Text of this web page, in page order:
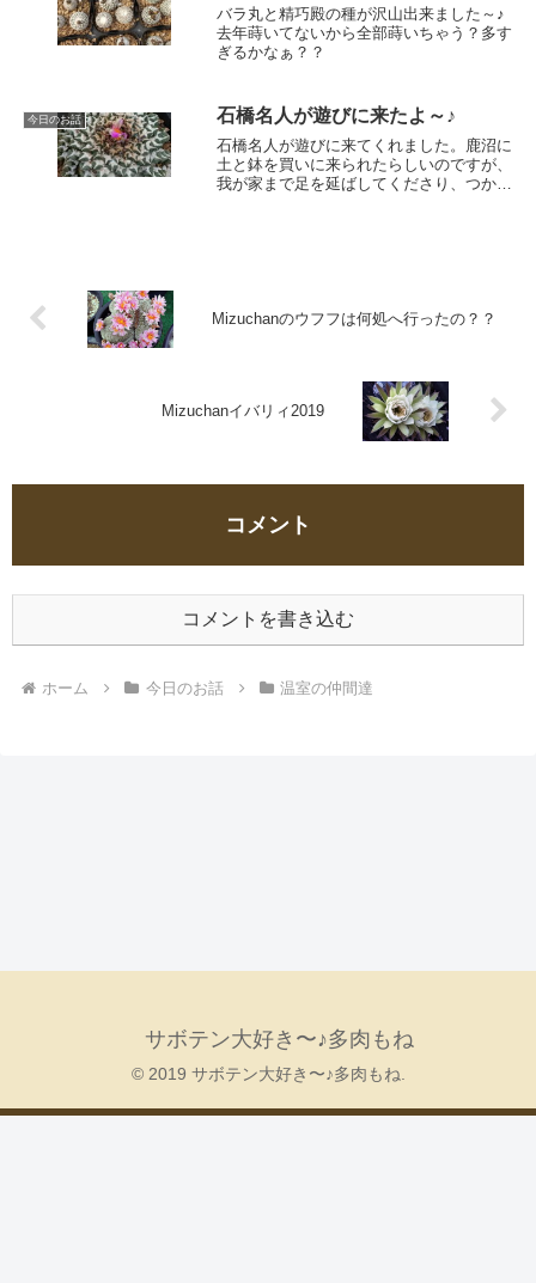
バラ丸と精巧殿の種が沢山出来ました～♪
去年蒔いてないから全部蒔いちゃう？多す
ぎるかなぁ？？
今日のお話 石橋名人が遊びに来たよ～♪
石橋名人が遊びに来てくれました。鹿沼に
土と鉢を買いに来られたらしいのですが、
我が家まで足を延ばしてくださり、つかの
Mizuchanのウフフは何処へ行ったの？？
Mizuchanイバリィ2019
コメント
コメントを書き込む
ホーム 今日のお話 温室の仲間達
サボテン大好き〜♪多肉もね
© 2019 サボテン大好き〜♪多肉もね.